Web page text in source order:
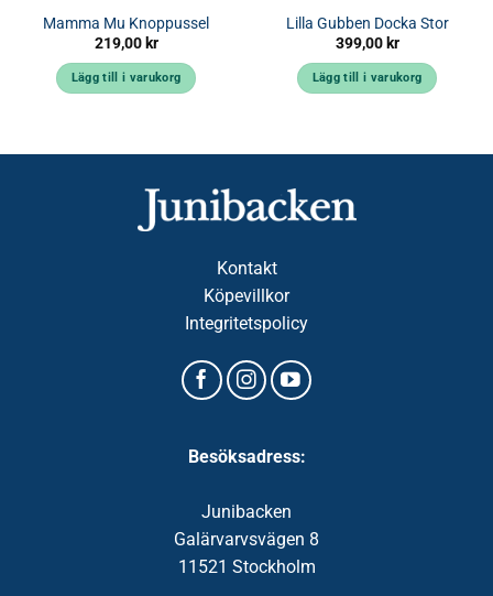
Mamma Mu Knoppussel
219,00 kr
Lägg till i varukorg
Lilla Gubben Docka Stor
399,00 kr
Lägg till i varukorg
Kontakt
Köpevillkor
Integritetspolicy
Besöksadress:
Junibacken
Galärvarvsvägen 8
11521 Stockholm